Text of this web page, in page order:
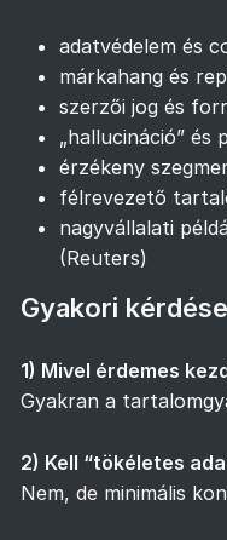
adatvédelem és
márkahang és
szerzői jog és
„hallucináció”
érzékeny
félrevezető
nagyvállalati
(Reuters)
Gyakori
1) Mivel érdemes
Gyakran a
2) Kell “tökéletes
Nem, de minimális